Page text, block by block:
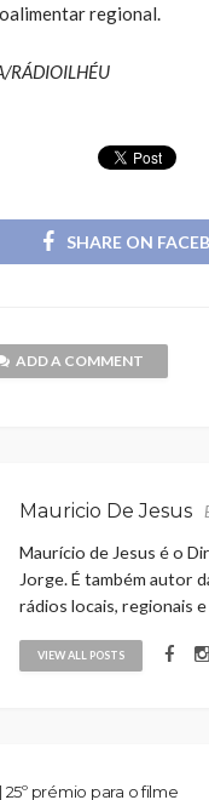
regional.
RÁDIOILHÉU
SHARE ON
ADD A COMMENT
Mauricio De Jesus
Maurício de Jesus é o
Jorge. É também autor
rádios locais, regionais
VIEW ALL POSTS
25º prémio para o filme